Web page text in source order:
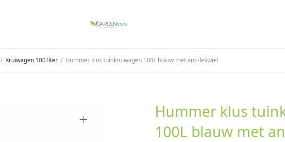
/ Kruiwagen 100 liter / Hummer klus tuinkruiwagen 100L blauw met anti-lekwiel
Hummer klus
100L blauw met